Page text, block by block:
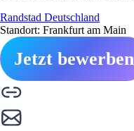
Randstad Deutschland
Standort: Frankfurt am Main
Jetzt bewerben